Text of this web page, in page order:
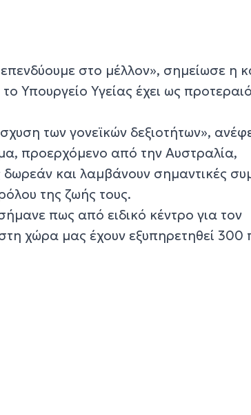
στο μέλλον», σημείωσε η
Υπουργείο Υγείας έχει ως
των γονεϊκών δεξιοτήτων»,
προερχόμενο από την Αυστραλία,
δωρεάν και λαμβάνουν σημαντικές
της ζωής τους.
πως από ειδικό κέντρο για τον
χώρα μας έχουν εξυπηρετηθεί 300